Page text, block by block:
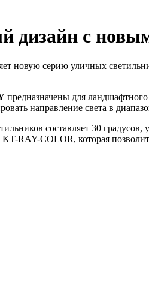
дизайн с
новую серию уличных
предназначены для
направление света в
составляет 30
RAY-COLOR, которая